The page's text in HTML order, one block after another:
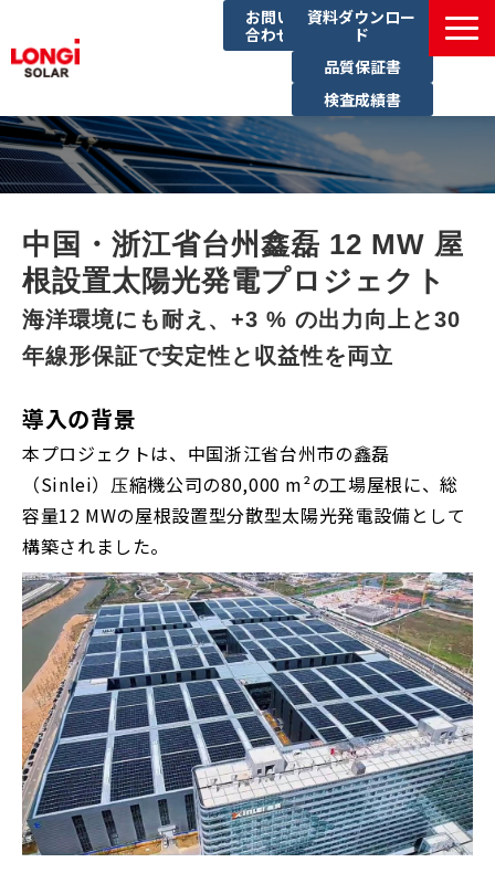
お問い
合わせ
資料ダウンロー
ド
品質保証書
検査成績書
製品一覧
導入事例
ブログ
サステナビリティ
中国・浙江省台州鑫磊 12 MW 屋
根設置太陽光発電プロジェクト
海洋環境にも耐え、+3 % の出力向上と30
年線形保証で安定性と収益性を両立
導入の背景
本プロジェクトは、中国浙江省台州市の鑫磊
（Sinlei）压縮機公司の80,000 m²の工場屋根に、総
容量12 MWの屋根設置型分散型太陽光発電設備として
構築されました。